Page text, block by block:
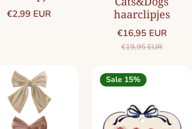
Normale prijs
€2,99 EUR
haarclipjes
Saleprijs
€16,95 EUR
Normale prijs
€19,95 EUR
Sale 15%